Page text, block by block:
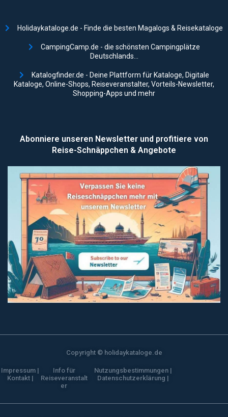
Holidaykataloge.de - Finde die besten Magalogs & Reisekataloge
CampingCamp.de - die schönsten Campingplätze
Deutschlands...
Katalogfinder.de - Deine Plattform für Kataloge, Digitale
Kataloge, Online-Shops, Reiseveranstalter, Vorteils-Newsletter,
Shopping-Apps und mehr
Abonniere unseren Newsletter und profitiere von
Reise-Schnäppchen & Angebote
Copyright © holidaykataloge.de
Impressum |
Kontakt |
Info für
Reiseveranstalt
er
Nutzungsbestimmungen |
Datenschutzerklärung |